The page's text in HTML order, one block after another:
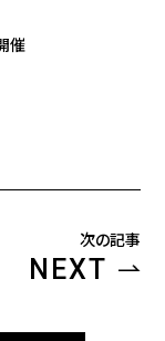
催
次の記事
NEXT